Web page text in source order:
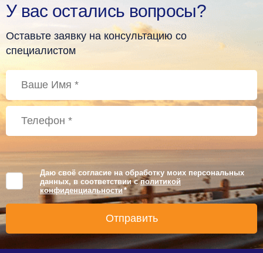
У вас остались вопросы?
Оставьте заявку на консультацию со
специалистом
Даю своё согласие на обработку моих персональных
данных, в соответствии сполитикой
конфиденциальности *